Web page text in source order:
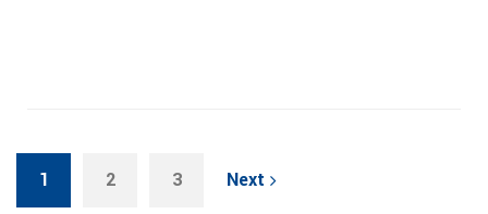
1 2 3 Next